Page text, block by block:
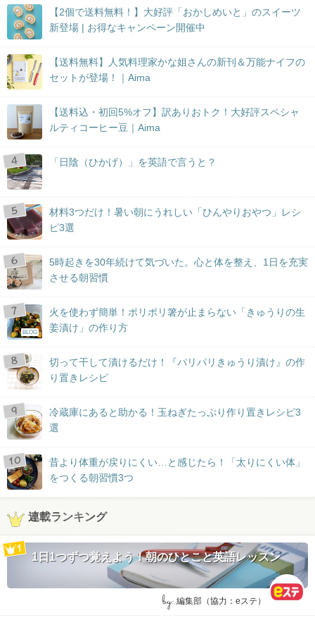
【2個で送料無料！】大好評「おかしめいと」のスイーツ
新登場 | お得なキャンペーン開催中
【送料無料】人気料理家かな姐さんの新刊＆万能ナイフの
セットが登場！｜Aima
【送料込・初回5%オフ】訳ありおトク！大好評スペシャ
ルティコーヒー豆｜Aima
「日陰（ひかげ）」を英語で言うと？
材料3つだけ！暑い朝にうれしい「ひんやりおやつ」レシ
ピ3選
5時起きを30年続けて気づいた。心と体を整え、1日を充実
させる朝習慣
BLOG
火を使わず簡単！ポリポリ箸が止まらない「きゅうりの生
姜漬け」の作り方
切って干して漬けるだけ！『パリパリきゅうり漬け』の作
り置きレシピ
冷蔵庫にあると助かる！玉ねぎたっぷり作り置きレシピ3
選
昔より体重が戻りにくい…と感じたら！「太りにくい体」
をつくる朝習慣3つ
連載ランキング
1日1つずつ覚えよう！朝のひとこと英語レッスン
by: 編集部（協力：eステ）